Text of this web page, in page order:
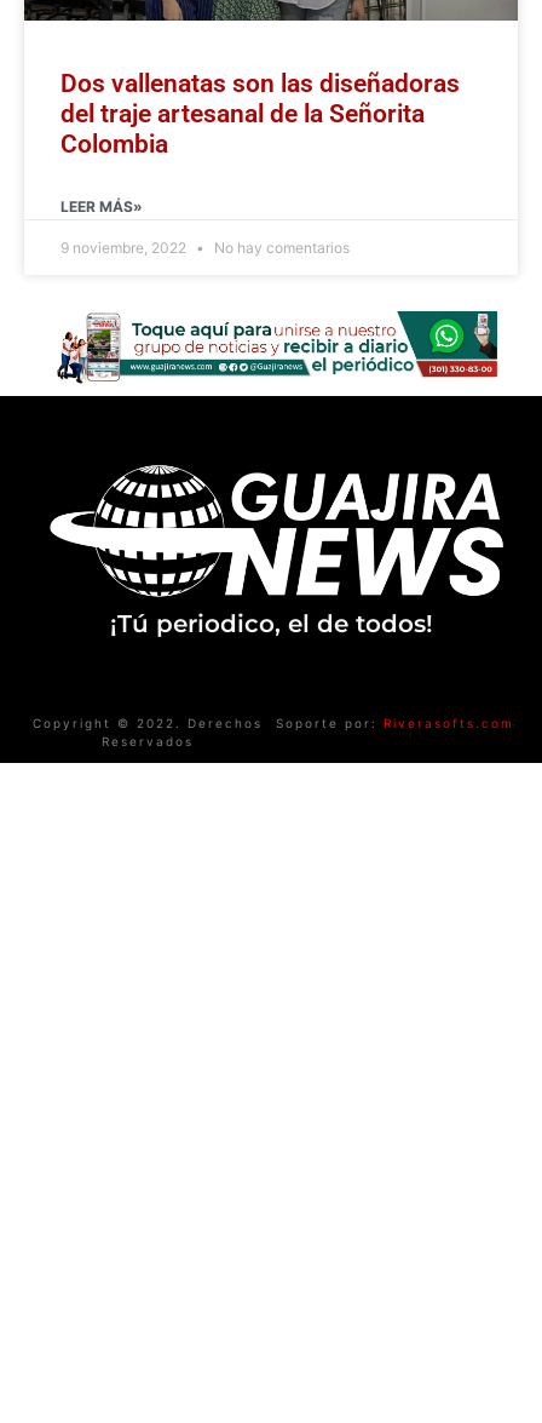
Dos vallenatas son las diseñadoras
del traje artesanal de la Señorita
Colombia
LEER MÁS»
9 noviembre, 2022 No hay comentarios
¡Tú periodico, el de todos!
Copyright © 2022. Derechos
Reservados
Soporte por: Riverasofts.com